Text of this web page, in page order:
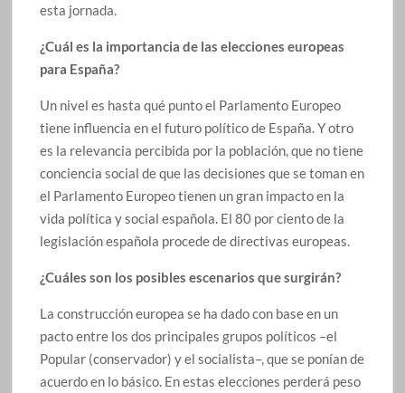
esta jornada.
¿Cuál es la importancia de las elecciones europeas
para España?
Un nivel es hasta qué punto el Parlamento Europeo
tiene influencia en el futuro político de España. Y otro
es la relevancia percibida por la población, que no tiene
conciencia social de que las decisiones que se toman en
el Parlamento Europeo tienen un gran impacto en la
vida política y social española. El 80 por ciento de la
legislación española procede de directivas europeas.
¿Cuáles son los posibles escenarios que surgirán?
La construcción europea se ha dado con base en un
pacto entre los dos principales grupos políticos –el
Popular (conservador) y el socialista–, que se ponían de
acuerdo en lo básico. En estas elecciones perderá peso